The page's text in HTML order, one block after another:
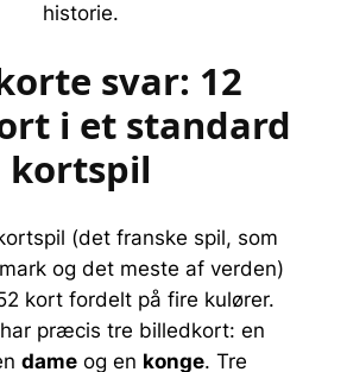
historie.
svar: 12
i et standard
kortspil
(det franske spil, som
og det meste af verden)
kort fordelt på fire kulører.
præcis tre billedkort: en
dame og en konge. Tre